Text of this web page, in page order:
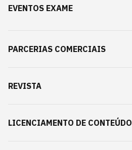
EVENTOS EXAME
PARCERIAS COMERCIAIS
REVISTA
LICENCIAMENTO DE CONTEÚDO